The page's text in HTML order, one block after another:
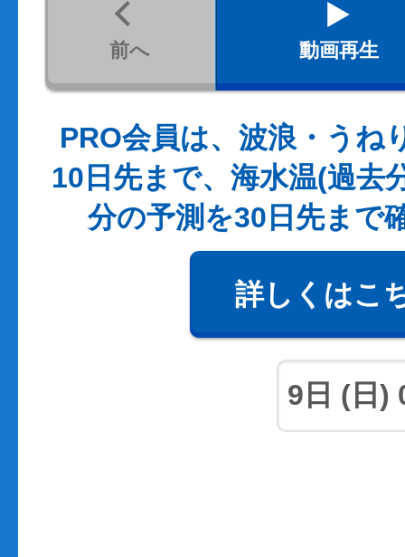
前へ 動画再生
PRO会員は、波浪・うね
10日先まで、海水温(過去
分の予測を30日先まで
詳しくはこ